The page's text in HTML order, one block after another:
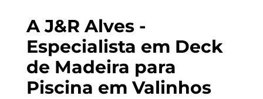
A J&R Alves -
Especialista em Deck
de Madeira para
Piscina em Valinhos